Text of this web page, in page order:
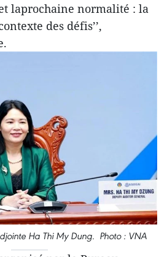
laprochaine normalité : la
des défis’’,
Ha Thi My Dung. Photo : VNA